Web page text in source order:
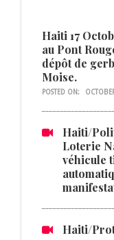
Haiti 17
au Pont
dépôt de
Moise.
POSTED ON:
Haiti/
Loterie
véhicule
Haiti/